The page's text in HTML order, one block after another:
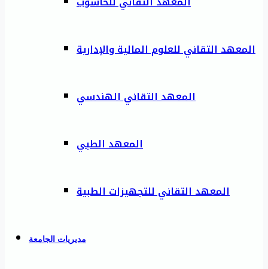
المعهد التقاني للعلوم المالية والإدارية
المعهد التقاني الهندسي
المعهد الطبي
المعهد التقاني للتجهيزات الطبية
مديريات الجامعة